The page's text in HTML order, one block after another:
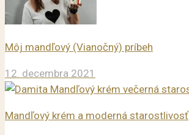
Môj mandľový (Vianočný) príbeh
12. decembra 2021
Mandľový krém a moderná starostlivosť